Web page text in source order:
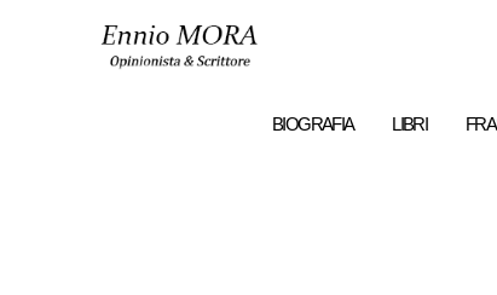
Ennio
BIOGRAFIA LIBRI